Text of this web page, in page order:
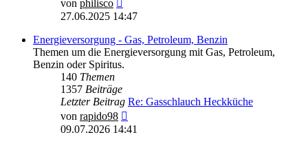
von philisco
Beitrag
27.06.2025 14:47
Energieversorgung - Gas, Petroleum, Benzin
Themen um die Energieversorgung mit Gas, Petroleum,
Benzin oder Spiritus.
140 Themen
1357 Beiträge
Letzter Beitrag Re: Gasschlauch Heckküche
von rapido98
Beitrag
09.07.2026 14:41